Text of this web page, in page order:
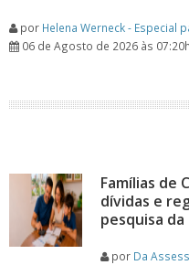
por Helena Werneck - Especial
06 de Agosto de 2026 às 07:20h
Famílias de
dívidas e
pesquisa da
por Da